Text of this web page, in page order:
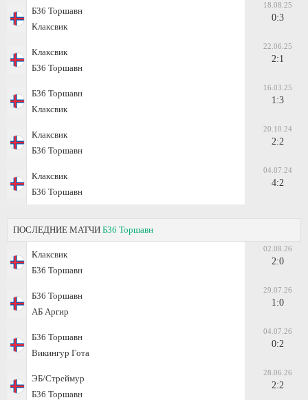
Б36 Торшавн
Клаксвик
18.08.25
0:3
Клаксвик
Б36 Торшавн
22.06.25
2:1
Б36 Торшавн
Клаксвик
16.03.25
1:3
Клаксвик
Б36 Торшавн
20.10.24
2:2
Клаксвик
Б36 Торшавн
04.07.24
4:2
ПОСЛЕДНИЕ МАТЧИ Б36 Торшавн
Клаксвик
Б36 Торшавн
02.08.26
2:0
Б36 Торшавн
АБ Аргир
29.07.26
1:0
Б36 Торшавн
Викингур Гота
04.07.26
0:2
ЭБ/Стреймур
Б36 Торшавн
28.06.26
2:2